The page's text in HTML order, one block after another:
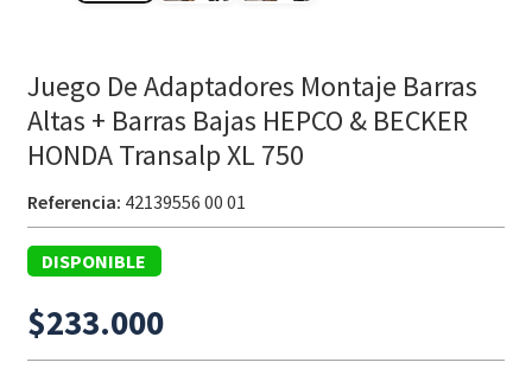
Juego De Adaptadores Montaje Barras
Altas + Barras Bajas HEPCO & BECKER
HONDA Transalp XL 750
Referencia: 42139556 00 01
DISPONIBLE
$233.000